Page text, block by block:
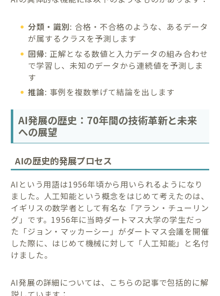
分類・識別: 合格・不合格のような、あるデータ
が属するクラスを予測します
回帰: 正解となる数値と入力データの組み合わせ
で学習し、未知のデータから連続値を予測しま
す
推論: 事例を複数挙げて結論を出します
AI発展の歴史：70年間の技術革新と未来
への展望
AIの歴史的発展プロセス
AIという用語は1956年頃から用いられるようになり
ました。人工知能という概念をはじめて考えたのは、
イギリスの数学者として有名な「アラン・チューリン
グ」です。1956年に当時ダートマス大学の学生だっ
た「ジョン・マッカーシー」がダートマス会議を開催
した際に、はじめて機械に対して「人工知能」と名付
けました。
AI発展の詳細については、こちらの記事で包括的に解